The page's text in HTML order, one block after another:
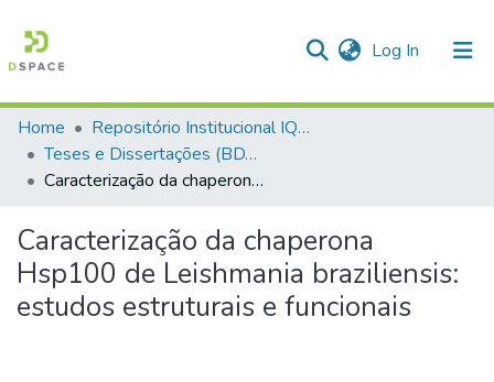
Log In (current)
Communities & Collections
All of DSpace
Statistics
Home
Repositório Institucional IQSC
Teses e Dissertações (BDTD USP)
Caracterização da chaperona Hsp100 de Leishmania braziliensis: estudos estruturais e funcionais
Caracterização da chaperona
Hsp100 de Leishmania braziliensis:
estudos estruturais e funcionais